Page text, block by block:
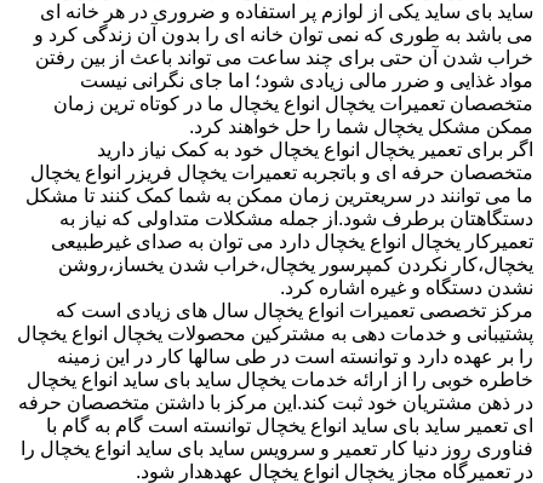
ساید بای ساید یکی از لوازم پر استفاده و ضروری در هر خانه ای
می باشد به طوری که نمی توان خانه ای را بدون آن زندگی کرد و
خراب شدن آن حتی برای چند ساعت می تواند باعث از بین رفتن
مواد غذایی و ضرر مالی زیادی شود؛ اما جای نگرانی نیست
متخصصان تعمیرات یخچال انواع یخچال ما در کوتاه ترین زمان
ممکن مشکل یخچال شما را حل خواهند کرد.
اگر برای تعمیر یخچال انواع یخچال خود به کمک نیاز دارید
متخصصان حرفه ای و باتجربه تعمیرات یخچال فریزر انواع یخچال
ما می توانند در سریعترین زمان ممکن به شما کمک کنند تا مشکل
دستگاهتان برطرف شود.از جمله مشکلات متداولی که نیاز به
تعمیرکار یخچال انواع یخچال دارد می توان به صدای غیرطبیعی
یخچال،کار نکردن کمپرسور یخچال،خراب شدن یخساز،روشن
نشدن دستگاه و غیره اشاره کرد.
مرکز تخصصی تعمیرات انواع یخچال سال های زیادی است که
پشتیبانی و خدمات دهی به مشترکین محصولات یخچال انواع یخچال
را بر عهده دارد و توانسته است در طی سالها کار در این زمینه
خاطره خوبی را از ارائه خدمات یخچال ساید بای ساید انواع یخچال
در ذهن مشتریان خود ثبت کند.این مرکز با داشتن متخصصان حرفه
ای تعمیر ساید بای ساید انواع یخچال توانسته است گام به گام با
فناوری روز دنیا کار تعمیر و سرویس ساید بای ساید انواع یخچال را
در تعمیرگاه مجاز یخچال انواع یخچال عهدهدار شود.